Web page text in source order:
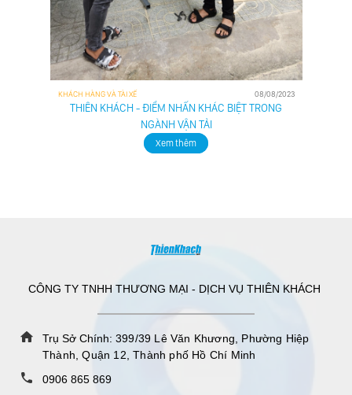
KHÁCH HÀNG VÀ TÀI XẾ 08/08/2023
THIÊN KHÁCH - ĐIỂM NHẤN KHÁC BIỆT TRONG
NGÀNH VẬN TẢI
Xem thêm
CÔNG TY TNHH THƯƠNG MẠI - DỊCH VỤ THIÊN KHÁCH
Trụ Sở Chính: 399/39 Lê Văn Khương, Phường Hiệp
Thành, Quận 12, Thành phố Hồ Chí Minh
0906 865 869